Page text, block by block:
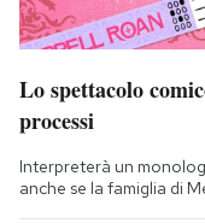
Lo spettacolo
processi
Interpreterà un
anche se la famiglia di